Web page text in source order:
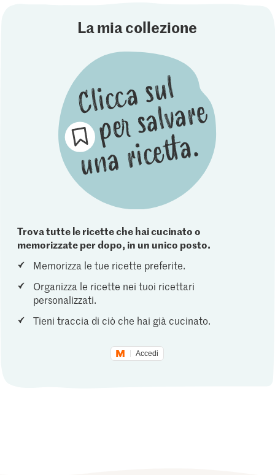
La mia collezione
Trova tutte le ricette che hai cucinato o
memorizzate per dopo, in un unico posto.
Memorizza le tue ricette preferite.
Organizza le ricette nei tuoi ricettari
personalizzati.
Tieni traccia di ciò che hai già cucinato.
Accedi